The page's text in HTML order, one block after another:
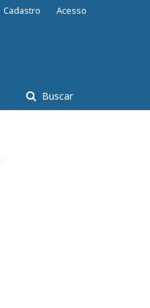
Buscar
Cadastro Acesso